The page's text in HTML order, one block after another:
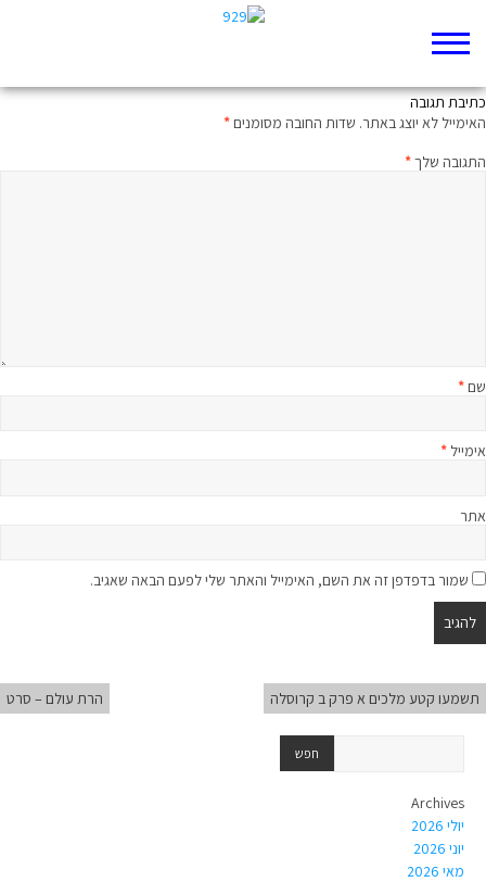
כתיבת תגובה
האימייל לא יוצג באתר. שדות החובה מסומנים*
התגובה שלך*
שם*
אימייל *
אתר
שמור בדפדפן זה את השם, האימייל והאתר שלי לפעם הבאה שאגיב.
תשמעו קטע מלכים א פרק ב קרוסלה הרת עולם – סרט
Archives
יולי 2026
יוני 2026
מאי 2026